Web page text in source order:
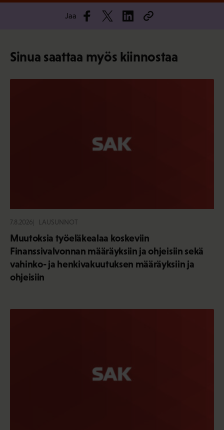
Jaa
Sinua saattaa myös kiinnostaa
7.8.2026 LAUSUNNOT
Muutoksia työeläkealaa koskeviin
Finanssivalvonnan määräyksiin ja ohjeisiin sekä
vahinko- ja henkivakuutuksen määräyksiin ja
ohjeisiin